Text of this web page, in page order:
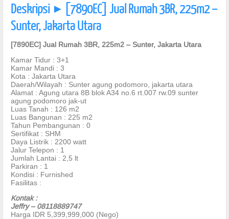
Deskripsi ] [7890EC] Jual Rumah 3BR, 225m2 –
Sunter, Jakarta Utara
[7890EC] Jual Rumah 3BR, 225m2 – Sunter, Jakarta Utara
Kamar Tidur : 3+1
Kamar Mandi : 3
Kota : Jakarta Utara
Daerah/Wilayah : Sunter agung podomoro, jakarta utara
Alamat : Agung utara 8B blok A34 no.6 rt.007 rw.09 sunter
agung podomoro jak-ut
Luas Tanah : 126 m2
Luas Bangunan : 225 m2
Tahun Pembangunan : 0
Sertifikat : SHM
Daya Listrik : 2200 watt
Jalur Telepon : 1
Jumlah Lantai : 2,5 lt
Parkiran : 1
Kondisi : Furnished
Fasilitas :
Kontak :
Jeffry – 08118889747
Harga IDR 5,399,999,000 (Nego)